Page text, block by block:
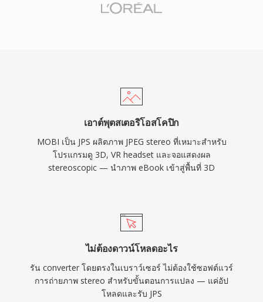
เอาต์พุตสเตอริโอสโคปิก
MOBI เป็น JPS ผลิตภาพ JPEG stereo ที่เหมาะสำหรับ
โปรแกรมดู 3D, VR headset และจอแสดงผล
stereoscopic — นำภาพ eBook เข้าสู่พื้นที่ 3D
ไม่ต้องดาวน์โหลดอะไร
รัน converter โดยตรงในเบราว์เซอร์ ไม่ต้องใช้ซอฟต์แวร์
การถ่ายภาพ stereo สำหรับขั้นตอนการแปลง — แค่อัป
โหลดและรับ JPS